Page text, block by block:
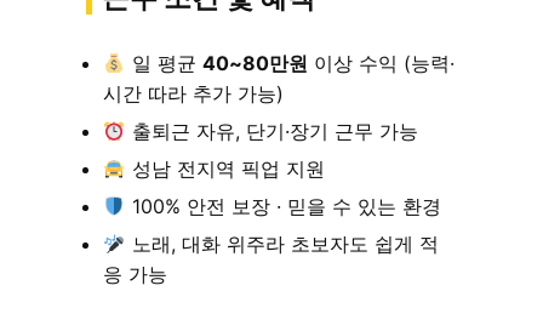
일 평균 40~80만원 이상 수익 (능력·
시간 따라 추가 가능)
출퇴근 자유, 단기·장기 근무 가능
성남 전지역 픽업 지원
100% 안전 보장 · 믿을 수 있는 환경
노래, 대화 위주라 초보자도 쉽게 적
응 가능